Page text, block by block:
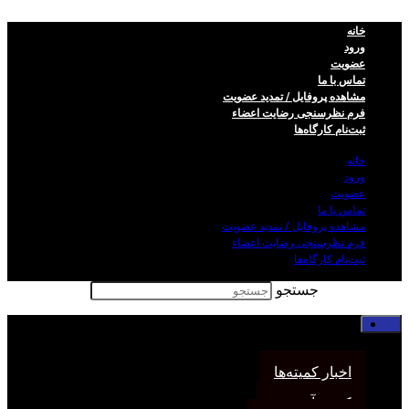
خانه
ورود
عضویت
تماس با ما
مشاهده پروفایل / تمدید عضویت
فرم نظر‌سنجی رضایت اعضاء
ثبت‌نام کارگاه‌ها
خانه
ورود
عضویت
تماس با ما
مشاهده پروفایل / تمدید عضویت
فرم نظر‌سنجی رضایت اعضاء
ثبت‌نام کارگاه‌ها
جستجو
اخبار کمیته‌ها
کمیته آموزش